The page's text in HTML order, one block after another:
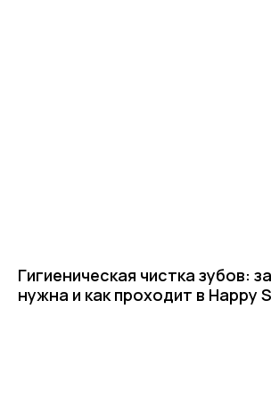
Гигиеническая чистка зубов:
нужна и как проходит в Happy